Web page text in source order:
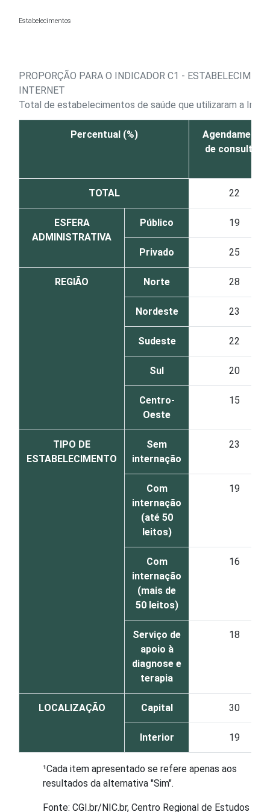
Estabelecimentos
PROPORÇÃO PARA O INDICADOR C1 -
INTERNET
Total de estabelecimentos de saúde que utilizaram a
Percentual (%)
Agendamento
de consultas
TOTAL 22
ESFERA
ADMINISTRATIVA
Público 19
Privado 25
REGIÃO Norte 28
Nordeste 23
Sudeste 22
Sul 20
Centro-
Oeste
15
TIPO DE
ESTABELECIMENTO
Sem
internação
23
Com
internação
(até 50
leitos)
19
Com
internação
(mais de
50 leitos)
16
Serviço de
apoio à
diagnose e
terapia
18
LOCALIZAÇÃO Capital 30
Interior 19
¹Cada item apresentado se refere apenas aos
resultados da alternativa "Sim".
Fonte: CGI.br/NIC.br, Centro Regional de Estudos